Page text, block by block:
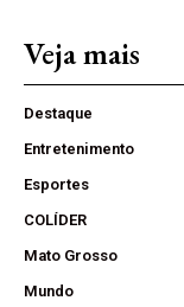
Veja mais
Destaque
Entretenimento
Esportes
COLÍDER
Mato Grosso
Mundo